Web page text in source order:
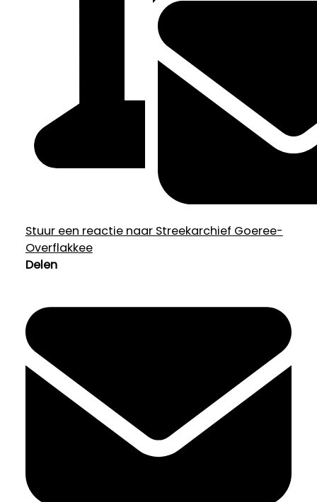
Stuur een reactie naar Streekarchief Goeree-
Overflakkee
Delen